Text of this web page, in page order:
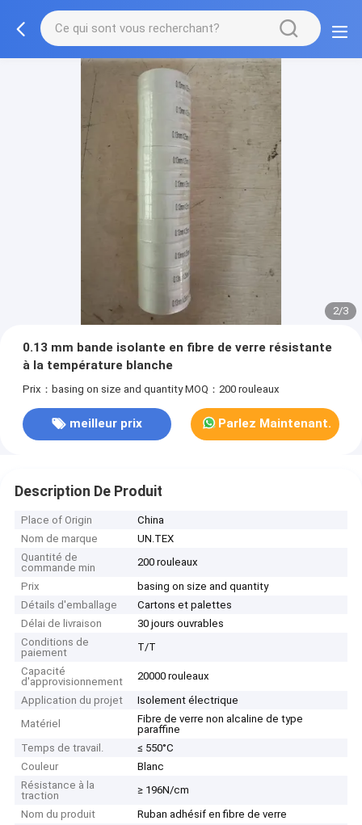
2/3
0.13 mm bande isolante en fibre de verre résistante
à la température blanche
Prix：basing on size and quantity MOQ：200 rouleaux
meilleur prix Parlez Maintenant.
Description De Produit
Place of Origin
China
Nom de marque
UN.TEX
Quantité de
commande min
200 rouleaux
Prix
basing on size and quantity
Détails d'emballage
Cartons et palettes
Délai de livraison
30 jours ouvrables
Conditions de
paiement
T/T
Capacité
d'approvisionnement
20000 rouleaux
Application du projet
Isolement électrique
Matériel
Fibre de verre non alcaline de type
paraffine
Temps de travail.
≤ 550°C
Couleur
Blanc
Résistance à la
traction
≥ 196N/cm
Nom du produit
Ruban adhésif en fibre de verre